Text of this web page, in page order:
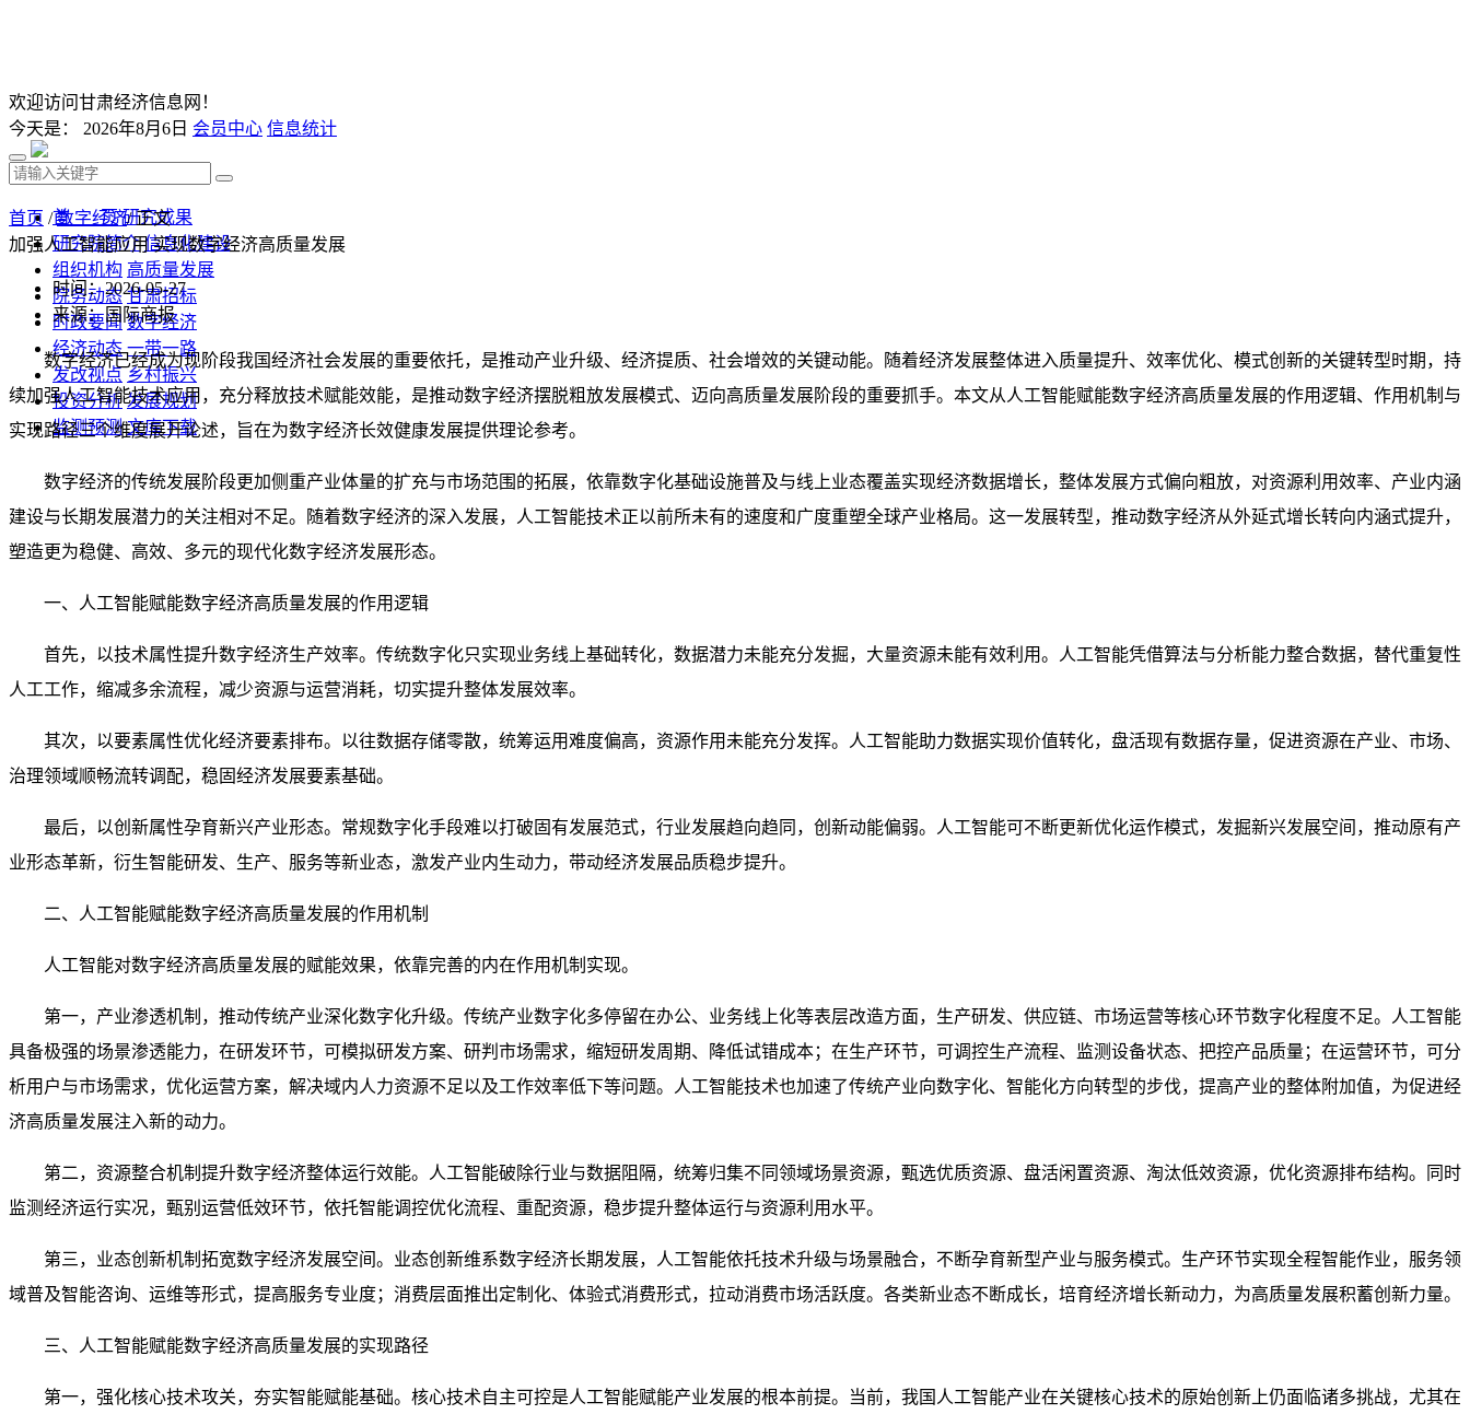
欢迎访问甘肃经济信息网！
今天是： 2026年8月6日 会员中心 信息统计
首 页 研究成果
研究院简介 信息化建设
组织机构 高质量发展
院务动态 甘肃招标
时政要闻 数字经济
经济动态 一带一路
发改视点 乡村振兴
投资分析 发展规划
监测预测 文库下载
首页 /数字经济/ 正文
加强人工智能应用 实现数字经济高质量发展
时间：2026-05-27
来源：国际商报
数字经济已经成为现阶段我国经济社会发展的重要依托，是推动产业升级、经济提质、社会增效的关键动能。随着经济发展整体进入质量提升、效率优化、模式创新的关键转型时期，持
续加强人工智能技术应用，充分释放技术赋能效能，是推动数字经济摆脱粗放发展模式、迈向高质量发展阶段的重要抓手。本文从人工智能赋能数字经济高质量发展的作用逻辑、作用机制与
实现路径三个维度展开论述，旨在为数字经济长效健康发展提供理论参考。
数字经济的传统发展阶段更加侧重产业体量的扩充与市场范围的拓展，依靠数字化基础设施普及与线上业态覆盖实现经济数据增长，整体发展方式偏向粗放，对资源利用效率、产业内涵
建设与长期发展潜力的关注相对不足。随着数字经济的深入发展，人工智能技术正以前所未有的速度和广度重塑全球产业格局。这一发展转型，推动数字经济从外延式增长转向内涵式提升，
塑造更为稳健、高效、多元的现代化数字经济发展形态。
一、人工智能赋能数字经济高质量发展的作用逻辑
首先，以技术属性提升数字经济生产效率。传统数字化只实现业务线上基础转化，数据潜力未能充分发掘，大量资源未能有效利用。人工智能凭借算法与分析能力整合数据，替代重复性
人工工作，缩减多余流程，减少资源与运营消耗，切实提升整体发展效率。
其次，以要素属性优化经济要素排布。以往数据存储零散，统筹运用难度偏高，资源作用未能充分发挥。人工智能助力数据实现价值转化，盘活现有数据存量，促进资源在产业、市场、
治理领域顺畅流转调配，稳固经济发展要素基础。
最后，以创新属性孕育新兴产业形态。常规数字化手段难以打破固有发展范式，行业发展趋向趋同，创新动能偏弱。人工智能可不断更新优化运作模式，发掘新兴发展空间，推动原有产
业形态革新，衍生智能研发、生产、服务等新业态，激发产业内生动力，带动经济发展品质稳步提升。
二、人工智能赋能数字经济高质量发展的作用机制
人工智能对数字经济高质量发展的赋能效果，依靠完善的内在作用机制实现。
第一，产业渗透机制，推动传统产业深化数字化升级。传统产业数字化多停留在办公、业务线上化等表层改造方面，生产研发、供应链、市场运营等核心环节数字化程度不足。人工智能
具备极强的场景渗透能力，在研发环节，可模拟研发方案、研判市场需求，缩短研发周期、降低试错成本；在生产环节，可调控生产流程、监测设备状态、把控产品质量；在运营环节，可分
析用户与市场需求，优化运营方案，解决域内人力资源不足以及工作效率低下等问题。人工智能技术也加速了传统产业向数字化、智能化方向转型的步伐，提高产业的整体附加值，为促进经
济高质量发展注入新的动力。
第二，资源整合机制提升数字经济整体运行效能。人工智能破除行业与数据阻隔，统筹归集不同领域场景资源，甄选优质资源、盘活闲置资源、淘汰低效资源，优化资源排布结构。同时
监测经济运行实况，甄别运营低效环节，依托智能调控优化流程、重配资源，稳步提升整体运行与资源利用水平。
第三，业态创新机制拓宽数字经济发展空间。业态创新维系数字经济长期发展，人工智能依托技术升级与场景融合，不断孕育新型产业与服务模式。生产环节实现全程智能作业，服务领
域普及智能咨询、运维等形式，提高服务专业度；消费层面推出定制化、体验式消费形式，拉动消费市场活跃度。各类新业态不断成长，培育经济增长新动力，为高质量发展积蓄创新力量。
三、人工智能赋能数字经济高质量发展的实现路径
第一，强化核心技术攻关，夯实智能赋能基础。核心技术自主可控是人工智能赋能产业发展的根本前提。当前，我国人工智能产业在关键核心技术的原始创新上仍面临诸多挑战，尤其在